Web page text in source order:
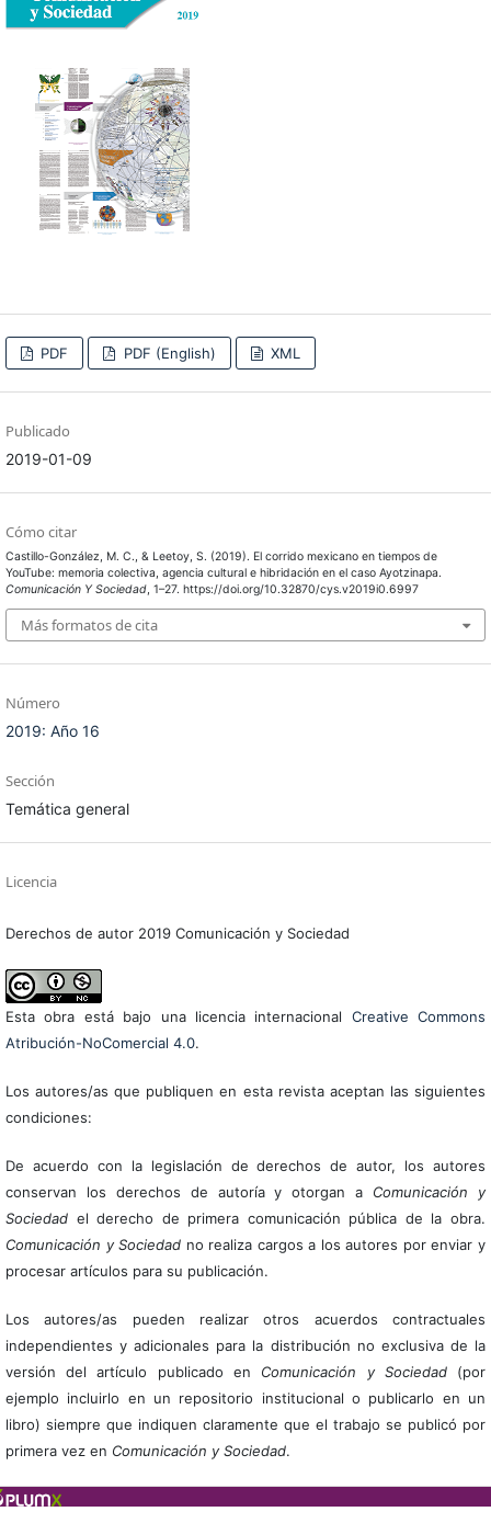
PDF PDF (English) XML
Publicado
2019-01-09
Cómo citar
Castillo-González, M. C., & Leetoy, S. (2019). El corrido mexicano en tiempos de
YouTube: memoria colectiva, agencia cultural e hibridación en el caso Ayotzinapa.
Comunicación Y Sociedad, 1–27. https://doi.org/10.32870/cys.v2019i0.6997
Más formatos de cita
Número
2019: Año 16
Sección
Temática general
Licencia
Derechos de autor 2019 Comunicación y Sociedad
Esta obra está bajo una licencia internacional Creative Commons
Atribución-NoComercial 4.0.
Los autores/as que publiquen en esta revista aceptan las siguientes
condiciones:
De acuerdo con la legislación de derechos de autor, los autores
conservan los derechos de autoría y otorgan a Comunicación y
Sociedadel derecho de primera comunicación pública de la obra.
Comunicación y Sociedad no realiza cargos a los autores por enviar y
procesar artículos para su publicación.
Los autores/as pueden realizar otros acuerdos contractuales
independientes y adicionales para la distribución no exclusiva de la
versión del artículo publicado en Comunicación y Sociedad(por
ejemplo incluirlo en un repositorio institucional o publicarlo en un
libro) siempre que indiquen claramente que el trabajo se publicó por
primera vez en Comunicación y Sociedad.